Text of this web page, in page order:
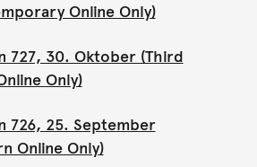
Online Only)
727, 30. Oktober (Third
Only)
726, 25. September
Online Only)